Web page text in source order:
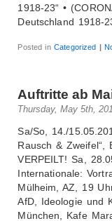
1918-23“ •
Deutschland 1918-
Posted inCategorized |
Auftritte ab
Thursday, May 5th,
Sa/So, 14./
Rausch & Zweifel“,
VERPEILT! Sa,
Internationale:
Mülheim, AZ, 19
AfD, Ideologie und
München, Kafe